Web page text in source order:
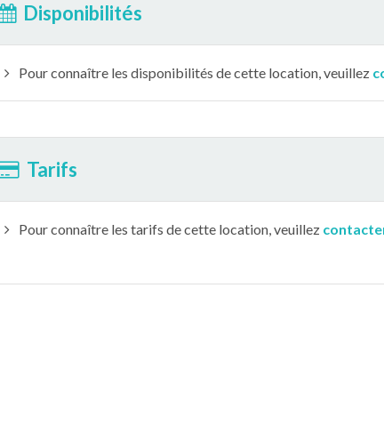
Disponibilités
Pour connaître les disponibilités de cette location, veuillez
Tarifs
Pour connaître les tarifs de cette location, veuillez